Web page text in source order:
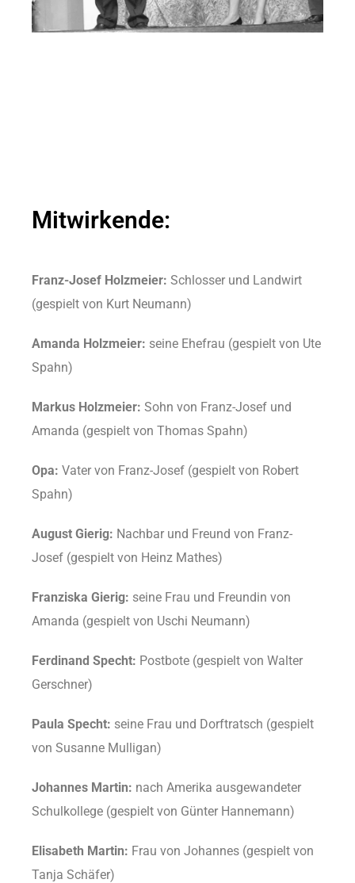
Mitwirkende:
Franz-Josef Holzmeier: Schlosser und Landwirt
(gespielt von Kurt Neumann)
Amanda Holzmeier: seine Ehefrau (gespielt von Ute
Spahn)
Markus Holzmeier: Sohn von Franz-Josef und
Amanda (gespielt von Thomas Spahn)
Opa: Vater von Franz-Josef (gespielt von Robert
Spahn)
August Gierig: Nachbar und Freund von Franz-
Josef (gespielt von Heinz Mathes)
Franziska Gierig: seine Frau und Freundin von
Amanda (gespielt von Uschi Neumann)
Ferdinand Specht: Postbote (gespielt von Walter
Gerschner)
Paula Specht: seine Frau und Dorftratsch (gespielt
von Susanne Mulligan)
Johannes Martin: nach Amerika ausgewandeter
Schulkollege (gespielt von Günter Hannemann)
Elisabeth Martin: Frau von Johannes (gespielt von
Tanja Schäfer)